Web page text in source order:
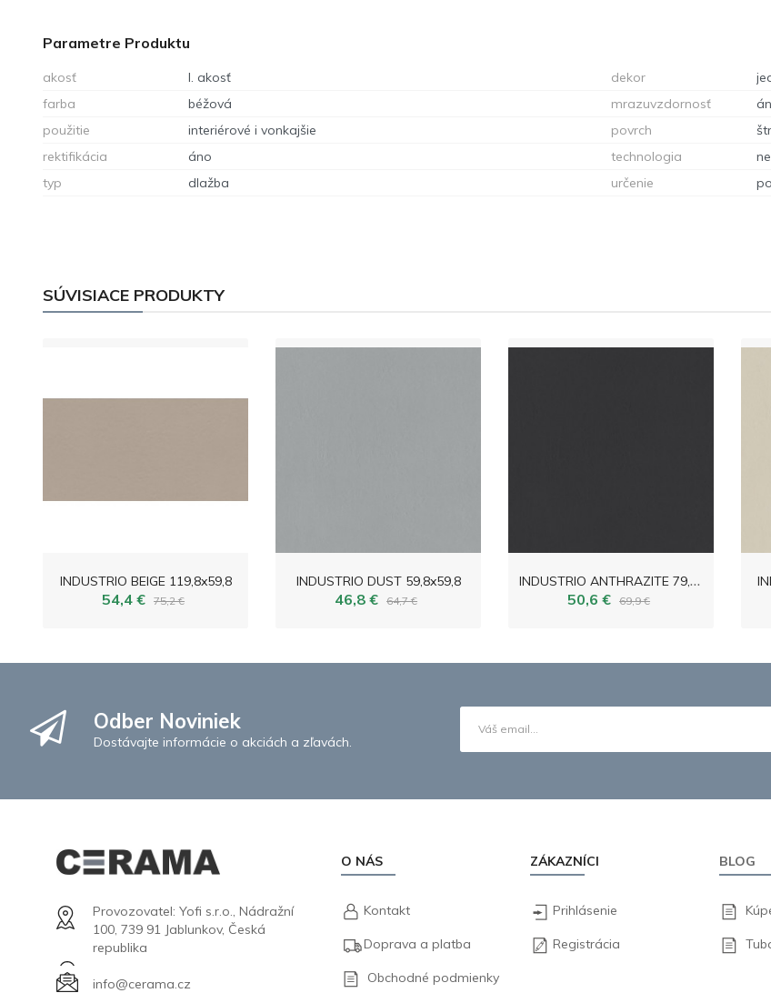
Parametre Produktu
akosť I. akosť dekor
farba
béžová mrazuvzdornosť
použitie
interiérové i vonkajšie povrch
rektifikácia
áno technologia
typ
dlažba určenie
SÚVISIACE PRODUKTY
INDUSTRIO BEIGE 119,8x59,8
54,4 € 75,2 €
INDUSTRIO DUST 59,8x59,8
46,8 € 64,7 €
I
NDUSTRIO ANTHRAZITE 79,8x79,8
50,6 € 69,9 €
Odber Noviniek
Dostávajte informácie o akciách a zľavách.
Provozovatel: Yofi s.r.o., Nádražní
100, 739 91 Jablunkov, Česká
republika
info@cerama.cz
O NÁS
Kontakt
Doprava a platba
Obchodné podmienky
ZÁKAZNÍCI
Prihlásenie
Registrácia
BLOG